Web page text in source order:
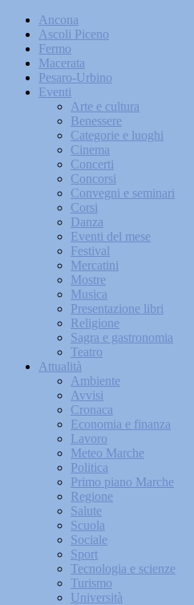
Ancona
Ascoli Piceno
Fermo
Macerata
Pesaro-Urbino
Eventi
Arte e cultura
Benessere
Categorie e luoghi
Cinema
Concerti
Concorsi
Convegni e seminari
Corsi
Danza
Eventi del mese
Festival
Mercatini
Mostre
Musica
Presentazione libri
Religione
Sagra e gastronomia
Teatro
Attualità
Ambiente
Avvisi
Cronaca
Economia e finanza
Lavoro
Meteo Marche
Politica
Primo piano Marche
Regione
Salute
Scuola
Sociale
Sport
Tecnologia e scienze
Turismo
Università